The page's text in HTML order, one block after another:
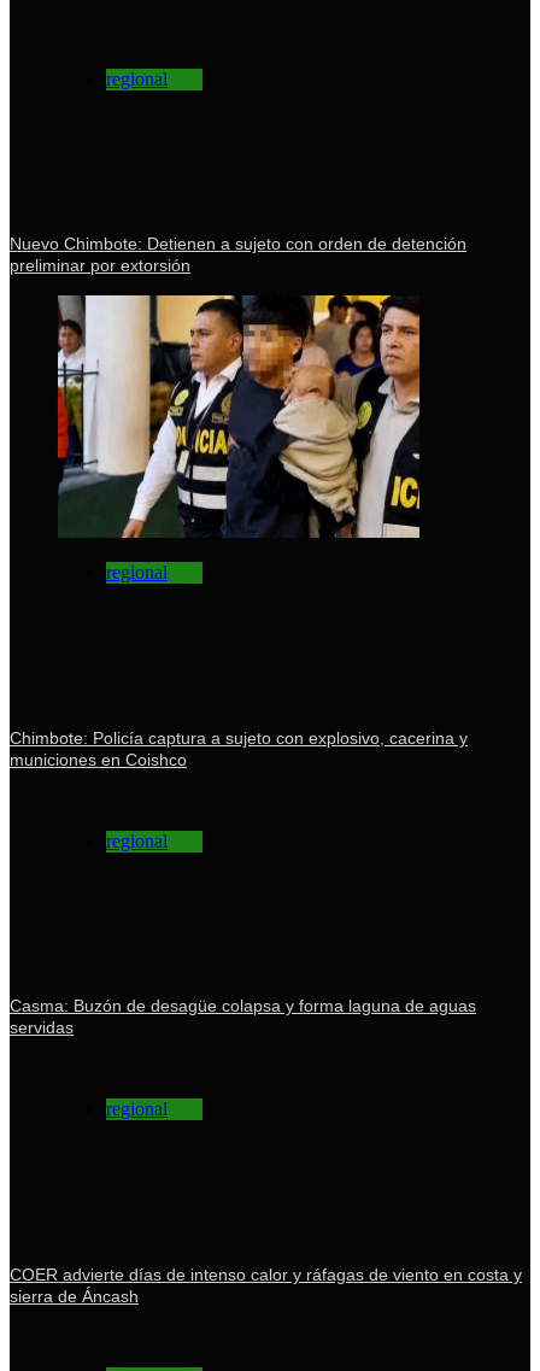
regional
Nuevo Chimbote: Detienen a sujeto con orden de detención
preliminar por extorsión
regional
Chimbote: Policía captura a sujeto con explosivo, cacerina y
municiones en Coishco
regional
Casma: Buzón de desagüe colapsa y forma laguna de aguas
servidas
regional
COER advierte días de intenso calor y ráfagas de viento en costa y
sierra de Áncash